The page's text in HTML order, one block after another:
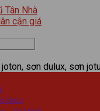
sơn dulux, sơn
chức